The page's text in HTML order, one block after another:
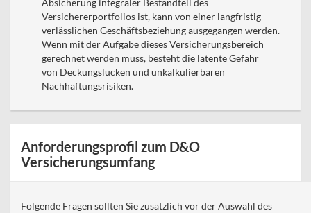
Absicherung integraler Bestandteil des
Versichererportfolios ist, kann von einer langfristig
verlässlichen Geschäftsbeziehung ausgegangen werden.
Wenn mit der Aufgabe dieses Versicherungsbereich
gerechnet werden muss, besteht die latente Gefahr
von Deckungslücken und unkalkulierbaren
Nachhaftungsrisiken.
Anforderungsprofil zum D&O
Versicherungsumfang
Folgende Fragen sollten Sie zusätzlich vor der Auswahl des